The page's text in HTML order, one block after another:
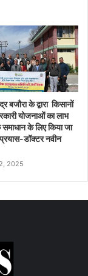
बजौरा के द्वारा किसानों
योजनाओं का लाभ
के लिए किया जा
प्रयास-डॉक्टर नवीन
2025